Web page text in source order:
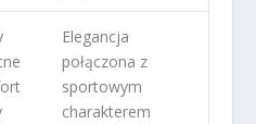
Elegancja
połączona z
sportowym
charakterem